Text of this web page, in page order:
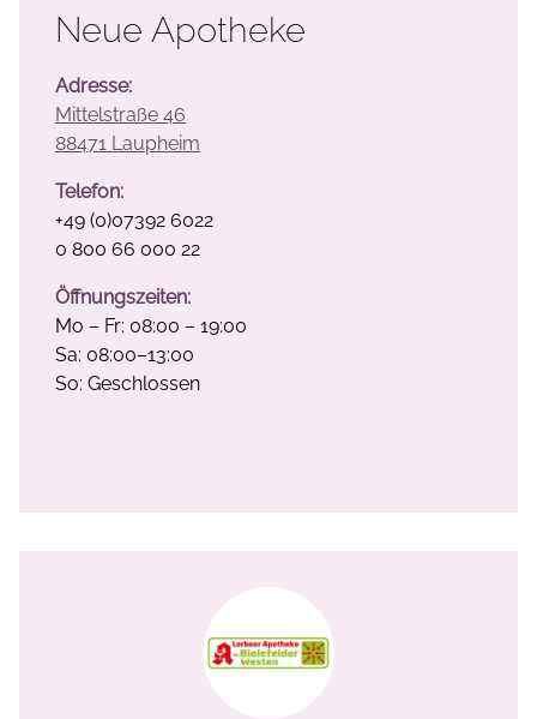
Neue Apotheke
Adresse:
Mittelstraße 46
88471 Laupheim
Telefon:
+49 (0)07392 6022
0 800 66 000 22
Öffnungszeiten:
Mo – Fr: 08:00 – 19:00
Sa: 08:00–13:00
So: Geschlossen